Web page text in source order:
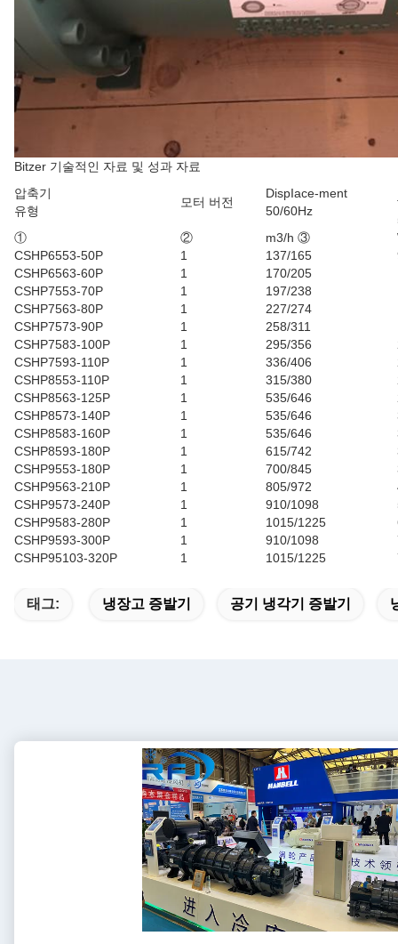
Bitzer 기술적인 자료 및 성과 자료
압축기
유형
모터 버전
DispIace-ment
50/60Hz
①
② m3/h ③
CSHP6553-50P
1 137/165
CSHP6563-60P
1 170/205
CSHP7553-70P
1 197/238
CSHP7563-80P
1 227/274
CSHP7573-90P
1 258/311
CSHP7583-100P
1 295/356
CSHP7593-110P
1 336/406
CSHP8553-110P
1 315/380
CSHP8563-125P
1 535/646
CSHP8573-140P
1 535/646
CSHP8583-160P
1 535/646
CSHP8593-180P
1 615/742
CSHP9553-180P
1 700/845
CSHP9563-210P
1 805/972
CSHP9573-240P
1 910/1098
CSHP9583-280P
1 1015/1225
CSHP9593-300P
1 910/1098
CSHP95103-320P
1 1015/1225
태그: 냉장고 증발기 공기 냉각기 증발기